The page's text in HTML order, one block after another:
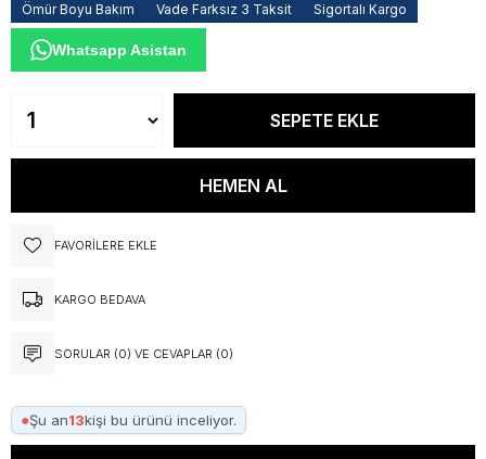
Ömür Boyu Bakım Vade Farksız 3 Taksit Sigortalı Kargo
Whatsapp Asistan
FAVORILERE EKLE
KARGO BEDAVA
SORULAR (0) VE CEVAPLAR (0)
●Şu an13kişi bu ürünü inceliyor.